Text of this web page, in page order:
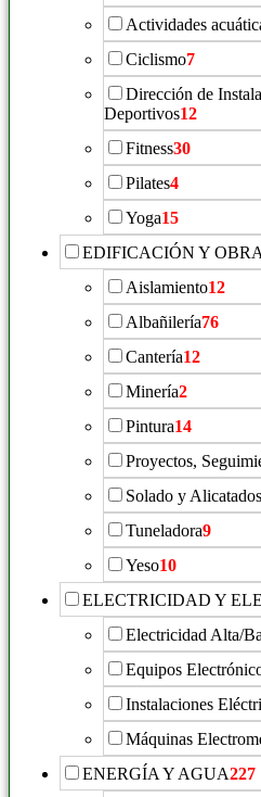
Actividades
Ciclismo7
Dirección de
Deportivos12
Fitness30
Pilates4
Yoga15
EDIFICACIÓN Y
Aislamiento12
Albañilería76
Cantería12
Minería2
Pintura14
Proyectos,
Solado y Alicatados
Tuneladora9
Yeso10
ELECTRICIDAD Y
Electricidad Alta/
Equipos
Instalaciones
Máquinas
ENERGÍA Y AGUA227